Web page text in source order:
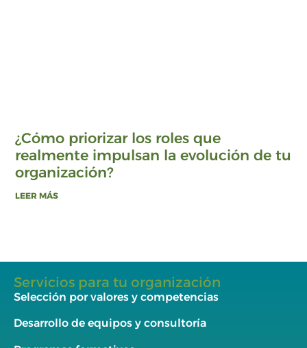
¿Cómo priorizar los roles que
realmente impulsan la evolución de tu
organización?
LEER MÁS
Servicios para tu organización
Selección por valores y competencias
Desarrollo de equipos y consultoría